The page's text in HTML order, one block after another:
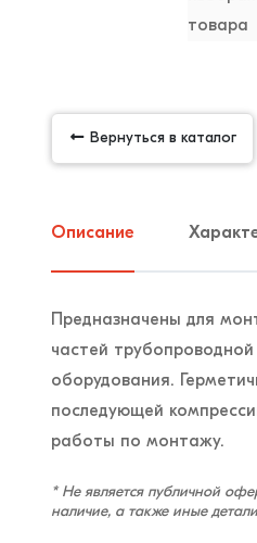
Вернуться в каталог
Описание
Предназначены для
частей
оборудования.
последующей
работы по монтажу.
* Не является публичной
наличие, а также иные